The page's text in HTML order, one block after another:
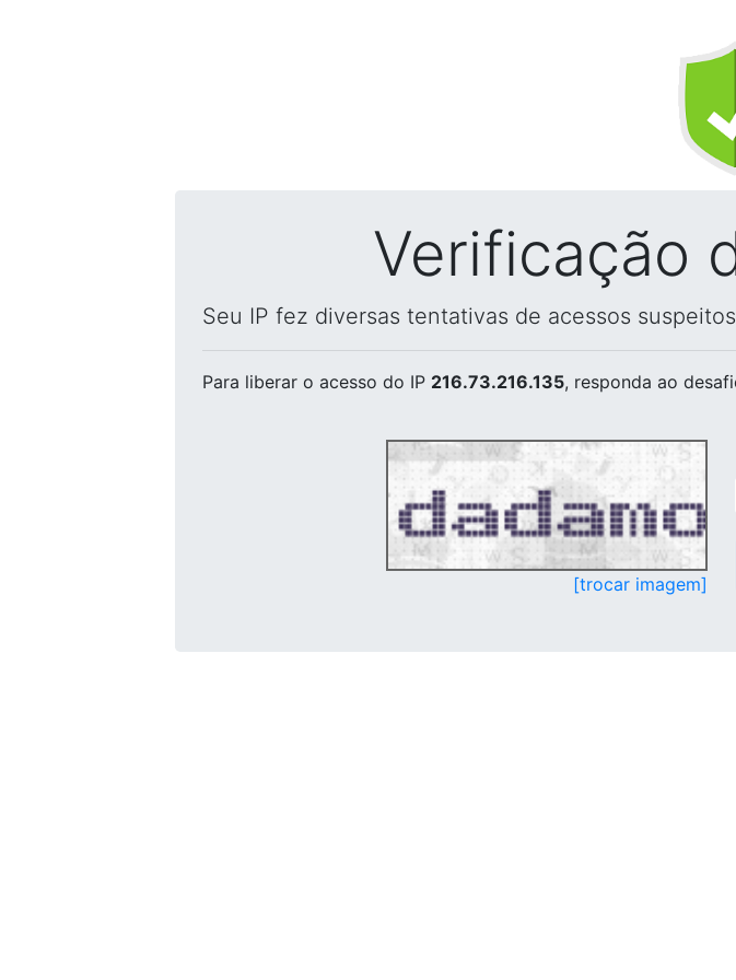
Verificação
Seu IP fez diversas tentativas de acessos
Para liberar o acesso do IP 216.73.216.135, responda ao
[trocar imagem]